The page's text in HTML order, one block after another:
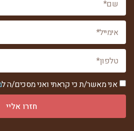
אני מאשר/ת כי קראתי ואני מסכים/ה ל
חזרו אליי